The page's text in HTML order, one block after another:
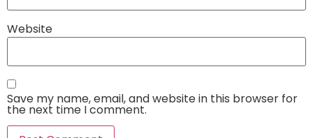
Website
Save my name, email, and website in this browser for
the next time I comment.